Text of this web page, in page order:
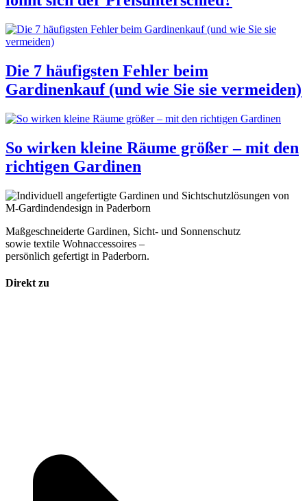
Die 7 häufigsten Fehler beim
Gardinenkauf (und wie Sie sie vermeiden)
So wirken kleine Räume größer – mit den
richtigen Gardinen
Maßgeschneiderte Gardinen, Sicht- und Sonnenschutz
sowie textile Wohnaccessoires –
persönlich gefertigt in Paderborn.
Direkt zu